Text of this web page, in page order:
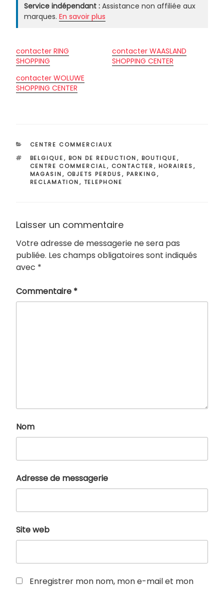
Service indépendant : Assistance non affiliée aux
marques. En savoir plus
contacter RING
SHOPPING
contacter WAASLAND
SHOPPING CENTER
contacter WOLUWE
SHOPPING CENTER
CATÉGORIES
CENTRE COMMERCIAUX
ÉTIQUETTES
BELGIQUE, BON DE REDUCTION, BOUTIQUE,
CENTRE COMMERCIAL, CONTACTER, HORAIRES,
MAGASIN, OBJETS PERDUS, PARKING,
RECLAMATION, TELEPHONE
Laisser un commentaire
Votre adresse de messagerie ne sera pas
publiée. Les champs obligatoires sont indiqués
avec *
Commentaire *
Nom
Adresse de messagerie
Site web
Enregistrer mon nom, mon e-mail et mon